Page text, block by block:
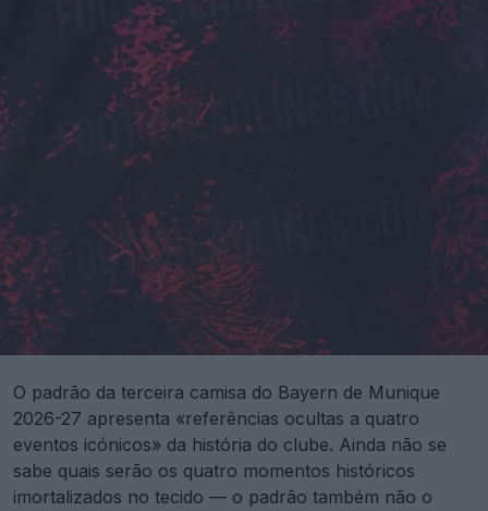
O padrão da terceira camisa do Bayern de Munique
2026-27 apresenta «referências ocultas a quatro
eventos icónicos» da história do clube. Ainda não se
sabe quais serão os quatro momentos históricos
imortalizados no tecido — o padrão também não o